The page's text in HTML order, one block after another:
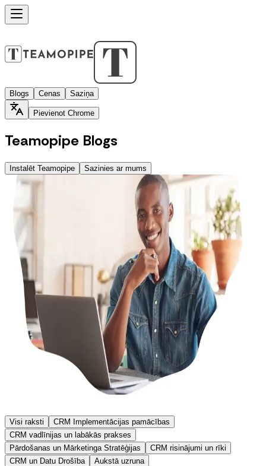
Blogs Cenas Saziņa
Pievienot Chrome
Teamopipe Blogs
Instalēt Teamopipe Sazinies ar mums
Visi raksti
CRM Implementācijas pamācības
CRM vadlīnijas un labākās prakses
Pārdošanas un Mārketinga Stratēģijas
CRM risinājumi un rīki
CRM un Datu Drošība
Aukstā uzruna